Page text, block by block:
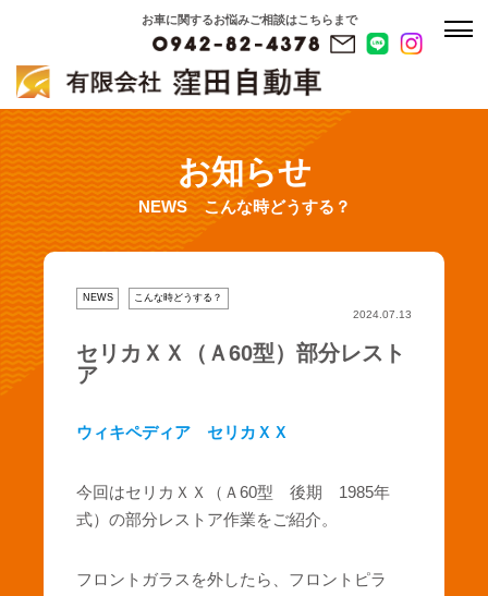
お車に関するお悩みご相談はこちらまで
お知らせ
NEWS こんな時どうする？
NEWS こんな時どうする？
2024.07.13
セリカＸＸ（Ａ60型）部分レスト
ア
ウィキペディア セリカＸＸ
今回はセリカＸＸ（Ａ60型 後期 1985年
式）の部分レストア作業をご紹介。
フロントガラスを外したら、フロントピラ